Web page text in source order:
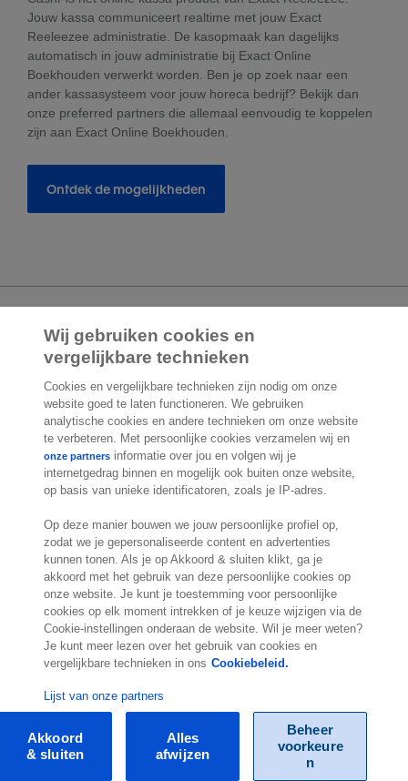
Jouw kassa communiceert realtime met jouw Exact
Reeleezee administratie. De kasopmaak kan dagelijks
automatisch in jouw administratie bij Exact Online
Boekhouden verwerkt worden. Ben je op zoek naar een
ander kassasysteem voor jouw horeca bedrijf? Bekijk dan
onze preferred partners die allemaal eenvoudig te koppelen
zijn aan Exact Online Boekhouden.
Ontdek de mogelijkheden
2.000 specialistenstaan klaar om je te
helpen
Contact
Molengraaffsingel 33
2629 JD Delft
Nederland
© Exact 2026
Wij gebruiken cookies en
vergelijkbare technieken
Cookies en vergelijkbare technieken zijn nodig om onze
website goed te laten functioneren. We gebruiken
analytische cookies en andere technieken om onze website
te verbeteren. Met persoonlijke cookies verzamelen wij en
onze partners informatie over jou en volgen wij je
internetgedrag binnen en mogelijk ook buiten onze website,
op basis van unieke identificatoren, zoals je IP-adres.
Op deze manier bouwen we jouw persoonlijke profiel op,
zodat we je gepersonaliseerde content en advertenties
kunnen tonen. Als je op Akkoord & sluiten klikt, ga je
akkoord met het gebruik van deze persoonlijke cookies op
onze website. Je kunt je toestemming voor persoonlijke
cookies op elk moment intrekken of je keuze wijzigen via de
Cookie-instellingen onderaan de website. Wil je meer weten?
Je kunt meer lezen over het gebruik van cookies en
vergelijkbare technieken in ons Cookiebeleid.
Lijst van onze partners
Beheer
voorkeure
n
Alles
afwijzen
Akkoord
& sluiten